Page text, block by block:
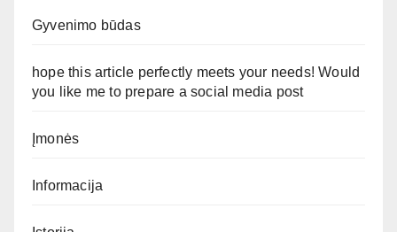
Gyvenimo būdas
hope this article perfectly meets your needs! Would
you like me to prepare a social media post
Įmonės
Informacija